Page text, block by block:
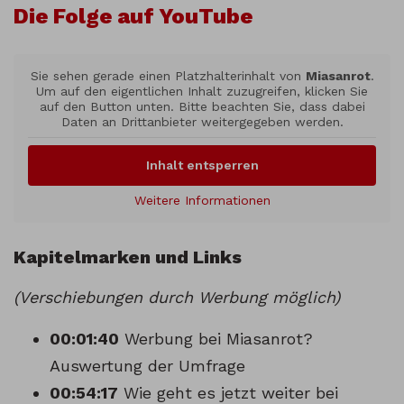
Die Folge auf YouTube
Sie sehen gerade einen Platzhalterinhalt von Miasanrot.
Um auf den eigentlichen Inhalt zuzugreifen, klicken Sie
auf den Button unten. Bitte beachten Sie, dass dabei
Daten an Drittanbieter weitergegeben werden.
Inhalt entsperren
Weitere Informationen
Kapitelmarken und Links
(Verschiebungen durch Werbung möglich)
00:01:40 Werbung bei Miasanrot?
Auswertung der Umfrage
00:54:17 Wie geht es jetzt weiter bei